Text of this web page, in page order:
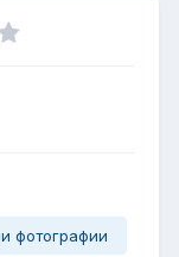
фотографии